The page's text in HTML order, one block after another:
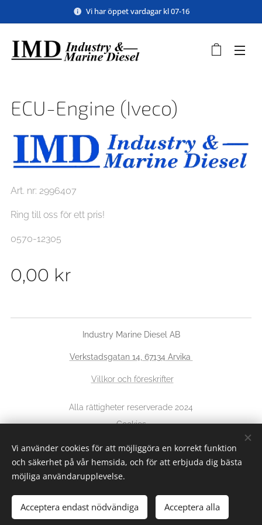
Vi har öppet vardagar kl 07-16
ECU-Engine (Iveco)
Art. nr: 2996407
Ring till oss för ett pris!
0570-12305
0,00 kr
Lägg i kundvagnen
Industry Marine Diesel AB
Verkstadsgatan 14, 67134 Arvika
Villkor och föreskrifter
Alla rättigheter reserverade 2024
Cookies
Språk
Svenska
English
Vi använder cookies för att möjliggöra en korrekt funktion
och säkerhet på vår hemsida, och för att erbjuda dig bästa
möjliga användarupplevelse.
Acceptera endast nödvändiga Acceptera alla